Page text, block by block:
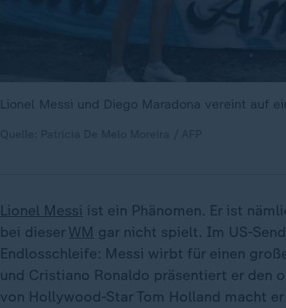
Lionel Messi und Diego Maradona vereint auf
Lionel Messi ist ein Phänomen. Er ist
bei dieser WM gar nicht spielt. Im US-
Endlosschleife: Messi wirbt für einen
und Cristiano Ronaldo präsentiert er den
von Hollywood-Star Tom Holland macht